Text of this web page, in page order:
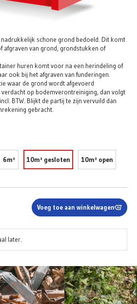
schone grond bedoeld. Dit komt
afgraven van grond, grondstukken of
huren komt voor na een herindeling of
ook bij het afgraven van funderingen.
waar de grond wordt afgevoerd
op bodemverontreiniging, dan volgt
BTW. Blijkt de partij te zijn vervuild dan
gebracht.
6m³ 10m³ gesloten 10m³ open
Voeg toe aan winkelwagen
later.